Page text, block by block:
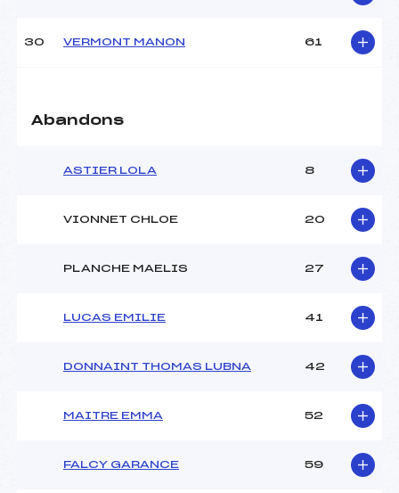
30 VERMONT MANON 61
Abandons
ASTIER LOLA 8
VIONNET CHLOE 20
PLANCHE MAELIS 27
LUCAS EMILIE 41
DONNAINT THOMAS LUBNA 42
MAITRE EMMA 52
FALCY GARANCE 59